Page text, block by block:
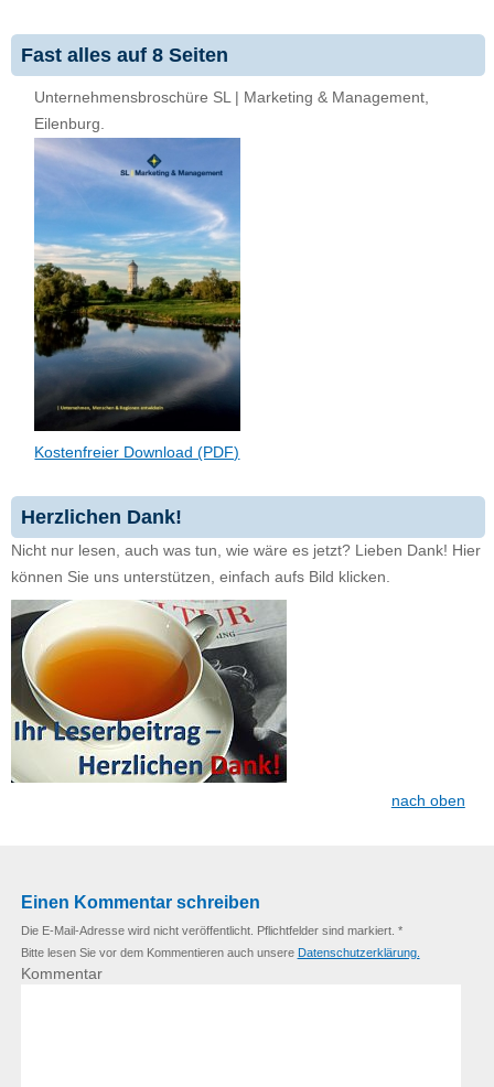
Fast alles auf 8 Seiten
Unternehmensbroschüre SL | Marketing & Management,
Eilenburg.
Kostenfreier Download (PDF)
Herzlichen Dank!
Nicht nur lesen, auch was tun, wie wäre es jetzt? Lieben Dank! Hier
können Sie uns unterstützen, einfach aufs Bild klicken.
nach oben
Einen Kommentar schreiben
Die E-Mail-Adresse wird nicht veröffentlicht. Pflichtfelder sind markiert. *
Bitte lesen Sie vor dem Kommentieren auch unsere Datenschutzerklärung.
Kommentar